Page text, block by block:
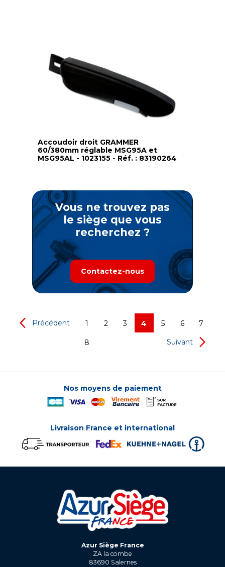
Accoudoir droit GRAMMER
60/380mm réglable MSG95A et
MSG95AL - 1023155 - Réf. : 83190264
Vous ne trouvez pas
le siège que vous
recherchez ?
Contactez-nous
Précédent 1 2 3 4 5 6 7
8 Suivant
Nos moyens de paiement
Livraison France et international
Azur Siège France
ZA la combe
83690 Salernes